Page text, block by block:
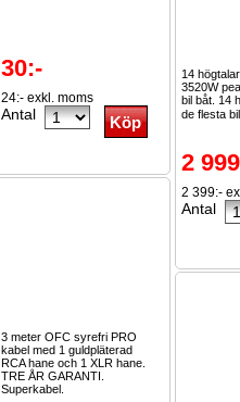
30:-
24:- exkl. moms
Antal
3 meter OFC syrefri PRO
kabel med 1 guldpläterad
RCA hane och 1 XLR hane.
TRE ÅR GARANTI.
Superkabel.
14
3520W
bil båt. 14
de flesta
2
2 399:-
Antal